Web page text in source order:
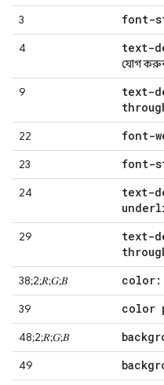
3 font-
4 text-
যোগ
9
text-
22
font-
23
font-
24
text-
29
text-
38;2;𝑅;𝐺;𝐵
color:
39 color
48;2;𝑅;𝐺;𝐵
49